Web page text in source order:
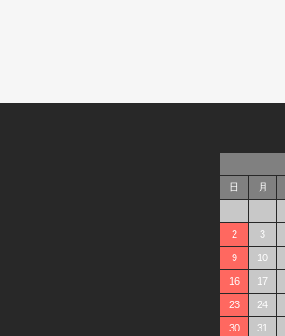
日 月
2 3
9 10
16 17
23 24
30 31